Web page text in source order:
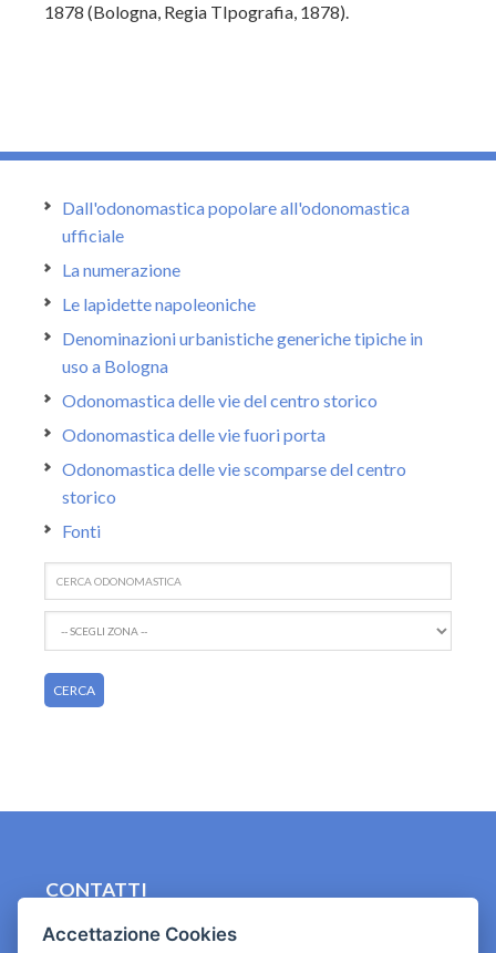
1878 (Bologna, Regia TIpografia, 1878).
Dall'odonomastica popolare all'odonomastica
ufficiale
La numerazione
Le lapidette napoleoniche
Denominazioni urbanistiche generiche tipiche in
uso a Bologna
Odonomastica delle vie del centro storico
Odonomastica delle vie fuori porta
Odonomastica delle vie scomparse del centro
storico
Fonti
CONTATTI
contact.originebologna@gmail.com
Accettazione Cookies